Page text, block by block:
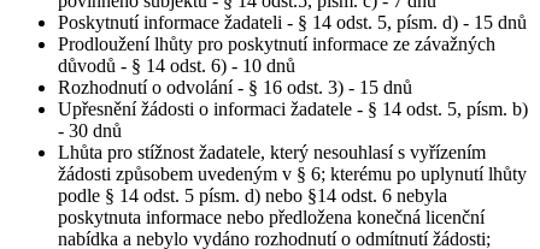
Poskytnutí informace žadateli - § 14 odst. 5, písm. d) - 15 dnů
Prodloužení lhůty pro poskytnutí informace ze závažných
důvodů - § 14 odst. 6) - 10 dnů
Rozhodnutí o odvolání - § 16 odst. 3) - 15 dnů
Upřesnění žádosti o informaci žadatele - § 14 odst. 5, písm. b)
- 30 dnů
Lhůta pro stížnost žadatele, který nesouhlasí s vyřízením
žádosti způsobem uvedeným v § 6; kterému po uplynutí lhůty
podle § 14 odst. 5 písm. d) nebo §14 odst. 6 nebyla
poskytnuta informace nebo předložena konečná licenční
nabídka a nebylo vydáno rozhodnutí o odmítnutí žádosti;